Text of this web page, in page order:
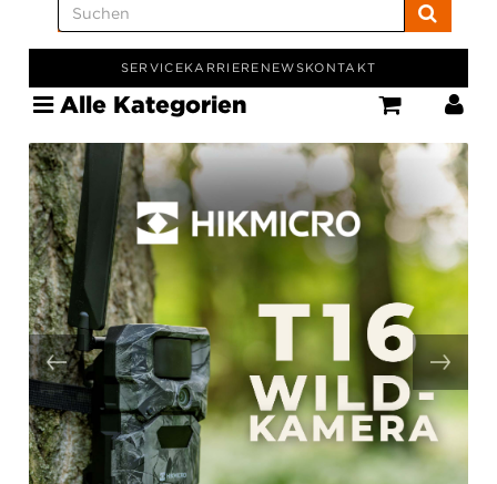
SERVICEKARRIERE NEWSKONTAKT
Alle Kategorien